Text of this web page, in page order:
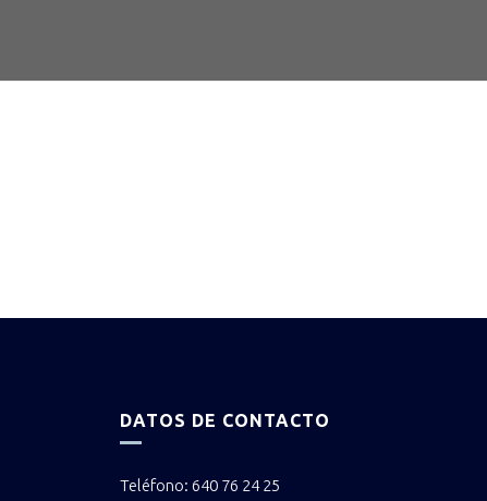
DATOS DE CONTACTO
Teléfono: 640 76 24 25